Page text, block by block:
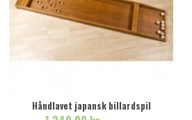
Håndlavet japansk billardspil